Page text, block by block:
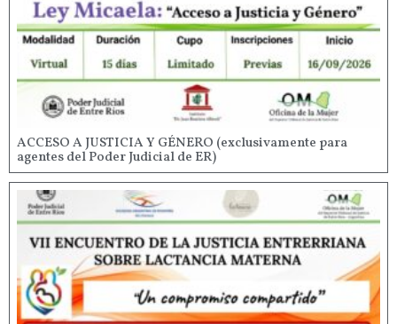
ACCESO A JUSTICIA Y GÉNERO (exclusivamente para
agentes del Poder Judicial de ER)